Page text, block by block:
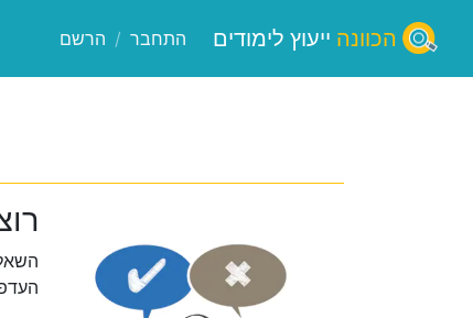
הכוונה ייעוץ לימודים התחבר / הרשם